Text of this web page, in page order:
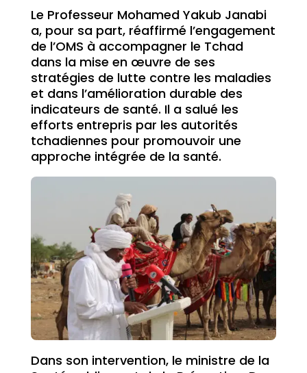
Le Professeur Mohamed Yakub Janabi
a, pour sa part, réaffirmé l’engagement
de l’OMS à accompagner le Tchad
dans la mise en œuvre de ses
stratégies de lutte contre les maladies
et dans l’amélioration durable des
indicateurs de santé. Il a salué les
efforts entrepris par les autorités
tchadiennes pour promouvoir une
approche intégrée de la santé.
Dans son intervention, le ministre de la